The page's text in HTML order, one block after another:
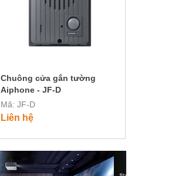
Chuông cửa gắn tường
Aiphone - JF-D
Mã: JF-D
Liên hệ